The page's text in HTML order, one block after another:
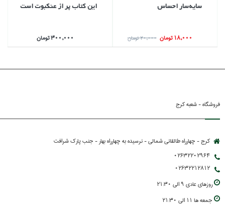
سايه‌سار احساس
18,000 تومان 20,000 تومان
اين كتاب پر از عنكبوت است
300,000 تومان
فروشگاه - شعبه کرج
کرج - چهارراه طالقانی شمالی - نرسیده به چهارراه بهار - جنب پارك شرافت
02632202964
02632212812
روزهاي عادي 9 الي 21:30
جمعه ها 11 الي 21:30